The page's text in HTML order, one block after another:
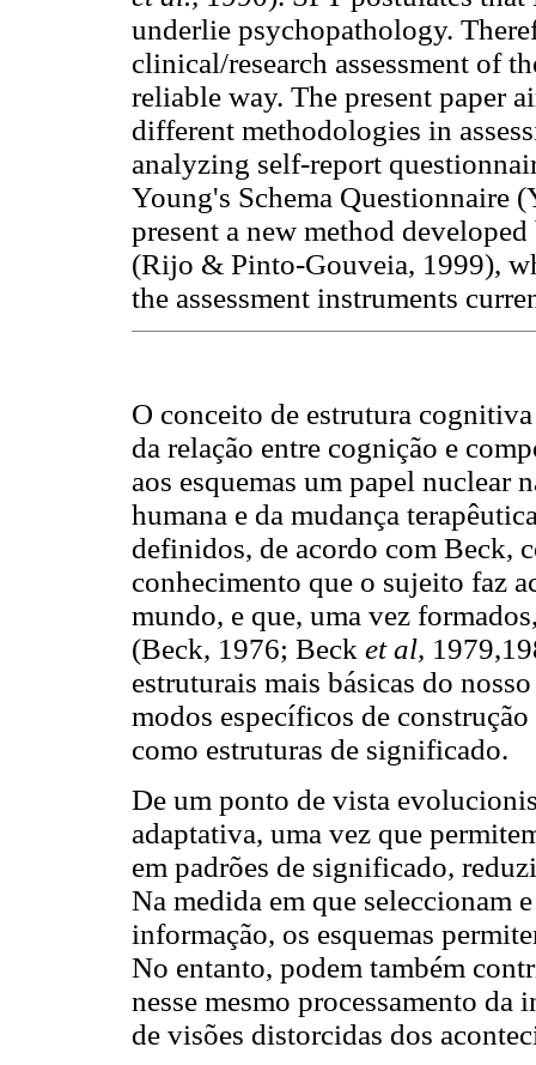
underlie psychopathology.
clinical/research assessment of
reliable way. The present paper
different methodologies in
analyzing self-report
Young's Schema Questionnaire
present a new method
(Rijo & Pinto-Gouveia, 1999),
the assessment instruments
O conceito de estrutura
da relação entre cognição e
aos esquemas um papel nuclear
humana e da mudança
definidos, de acordo com Beck,
conhecimento que o sujeito faz
mundo, e que, uma vez
(Beck, 1976; Beck et al,
estruturais mais básicas do
modos específicos de
como estruturas de significado.
De um ponto de vista
adaptativa, uma vez que
em padrões de significado,
Na medida em que seleccionam
informação, os esquemas
No entanto, podem também
nesse mesmo processamento
de visões distorcidas dos